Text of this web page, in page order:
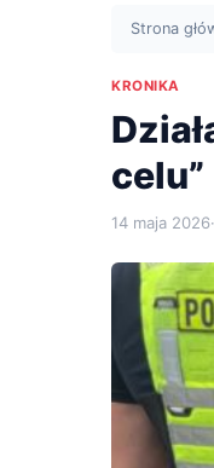
Strona
KRONIKA
celu”
14 maja 2026·